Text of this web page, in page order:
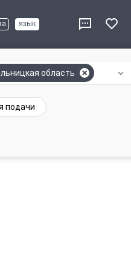
язык
область
подачи